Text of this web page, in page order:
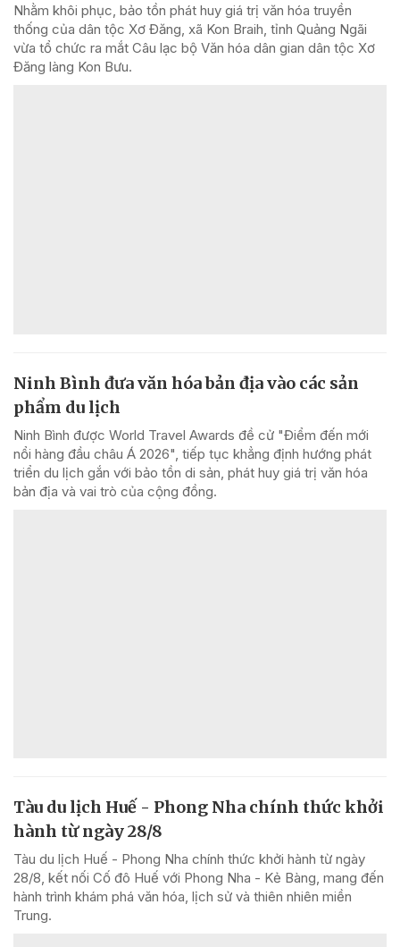
Nhằm khôi phục, bảo tồn phát huy giá trị văn hóa truyền
thống của dân tộc Xơ Đăng, xã Kon Braih, tỉnh Quảng Ngãi
vừa tổ chức ra mắt Câu lạc bộ Văn hóa dân gian dân tộc Xơ
Đăng làng Kon Bưu.
Ninh Bình đưa văn hóa bản địa vào các sản
phẩm du lịch
Ninh Bình được World Travel Awards đề cử "Điểm đến mới
nổi hàng đầu châu Á 2026", tiếp tục khẳng định hướng phát
triển du lịch gắn với bảo tồn di sản, phát huy giá trị văn hóa
bản địa và vai trò của cộng đồng.
Tàu du lịch Huế - Phong Nha chính thức khởi
hành từ ngày 28/8
Tàu du lịch Huế - Phong Nha chính thức khởi hành từ ngày
28/8, kết nối Cố đô Huế với Phong Nha - Kẻ Bàng, mang đến
hành trình khám phá văn hóa, lịch sử và thiên nhiên miền
Trung.